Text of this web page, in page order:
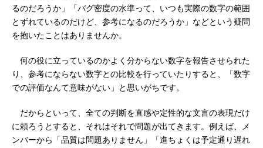
るのだろうか」「バグ密度の水準って、いつも実際の数字の範囲
とずれているのだけど、参考になるのだろうか」などという疑問
を抱いたことはありませんか。
何の役に立っているのかよく分からない数字を報告させられた
り、参考にならない数字との比較を行っていたりすると、「数字
での評価なんて意味がない」と思いがちです。
だからといって、全ての判断を直感や定性的な文言の表現だけ
に頼ろうとすると、それはそれで問題が出てきます。例えば、メ
ンバーから「品質は問題ありません」「進ちょくは予定通り遅れ